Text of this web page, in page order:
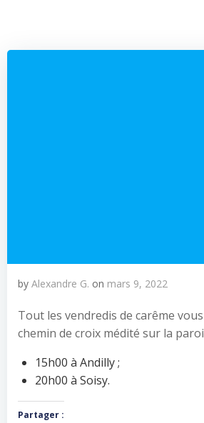
by Alexandre G. on mars 9, 2022
Tout les vendredis de carême
chemin de croix médité sur la
15h00 à Andilly ;
20h00 à Soisy.
Partager :